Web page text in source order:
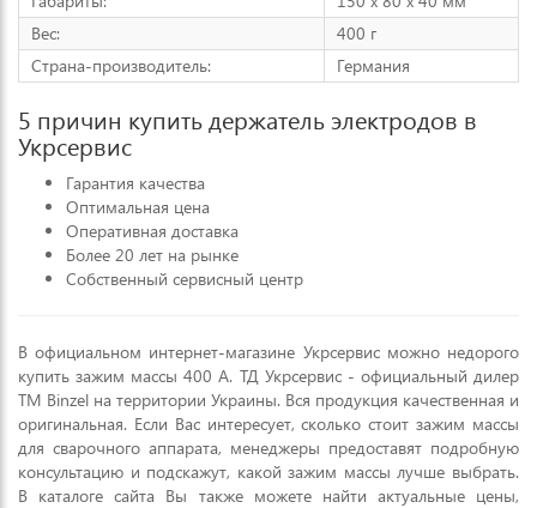
Вес:
400 г
Страна-производитель:
Германия
5 причин купить держатель электродов в
Укрсервис
Гарантия качества
Оптимальная цена
Оперативная доставка
Более 20 лет на рынке
Собственный сервисный центр
В официальном интернет-магазине Укрсервис можно недорого
купить зажим массы 400 А. ТД Укрсервис - официальный дилер
ТМ Binzel на территории Украины. Вся продукция качественная и
оригинальная. Если Вас интересует, сколько стоит зажим массы
для сварочного аппарата, менеджеры предоставят подробную
консультацию и подскажут, какой зажим массы лучше выбрать.
В каталоге сайта Вы также можете найти актуальные цены,